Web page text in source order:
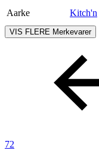
Aarke
Kitch'n
VIS FLERE Merkevarer
72